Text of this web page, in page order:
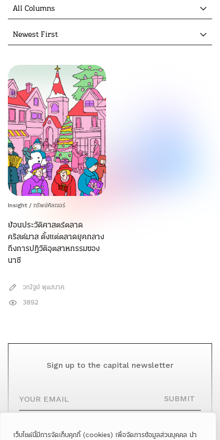
เว็บไซต์นี้มีการจัดเก็บคุกกี้ (cookies) เพื่อจัดการข้อมูลส่วนบุคคล นำ
All Columns
Newest First
Insight / ทรัพย์คัลเจอร์
ย้อนประวัติศาสตร์ตลาด
คริสต์มาส ตั้งแต่ตลาดยุคกลาง
ถึงการปฏิวัติอุตสาหกรรมของ
นาซี
วณัฐย์ พุฒนาค
3892
Sign up to the capital newsletter
SUBMIT